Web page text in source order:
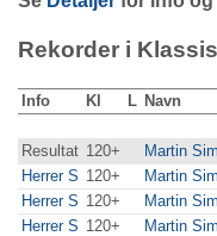
Rekorder i
Info Kl L Navn
Resultat 120+ Martin
Herrer S 120+ Martin
Herrer S 120+ Martin
Herrer S 120+ Martin